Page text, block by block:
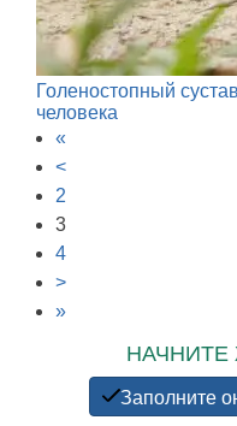
Голеностопный
человека
«
<
2
3
4
>
»
НАЧНИТЕ
Заполните